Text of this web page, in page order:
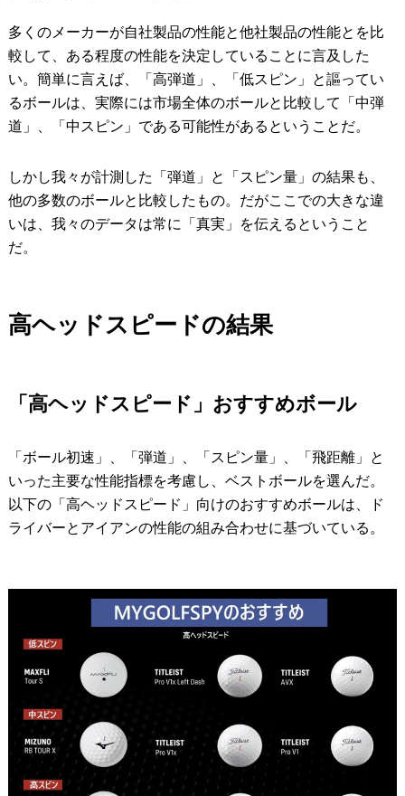
多くのメーカーが自社製品の性能と他社製品の性能とを比
較して、ある程度の性能を決定していることに言及した
い。簡単に言えば、「高弾道」、「低スピン」と謳ってい
るボールは、実際には市場全体のボールと比較して「中弾
道」、「中スピン」である可能性があるということだ。
しかし我々が計測した「弾道」と「スピン量」の結果も、
他の多数のボールと比較したもの。だがここでの大きな違
いは、我々のデータは常に「真実」を伝えるということ
だ。
高ヘッドスピードの結果
「高ヘッドスピード」おすすめボール
「ボール初速」、「弾道」、「スピン量」、「飛距離」と
いった主要な性能指標を考慮し、ベストボールを選んだ。
以下の「高ヘッドスピード」向けのおすすめボールは、ド
ライバーとアイアンの性能の組み合わせに基づいている。